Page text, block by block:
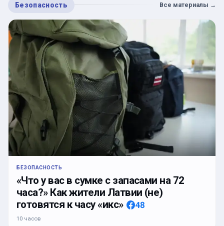
Безопасность Все материалы →
БЕЗОПАСНОСТЬ
«Что у вас в сумке с запасами на 72
часа?» Как жители Латвии (не)
готовятся к часу «икс»
48
10 часов